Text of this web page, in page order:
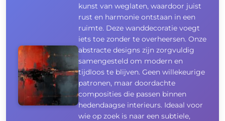
kunst van weglaten, waardoor juist
rust en harmonie ontstaan in een
ruimte. Deze wanddecoratie voegt
iets toe zonder te overheersen. Onze
abstracte designs zijn zorgvuldig
samengesteld om modern en
tijdloos te blijven. Geen willekeurige
patronen, maar doordachte
composities die passen binnen
hedendaagse interieurs. Ideaal voor
wie op zoek is naar een subtiele,